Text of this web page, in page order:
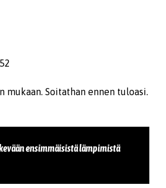
mukaan. Soitathan ennen tuloasi.
ensimmäisistä lämpimistä